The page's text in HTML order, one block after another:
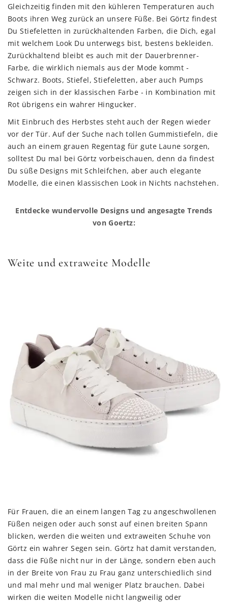
Gleichzeitig finden mit den kühleren Temperaturen auch
Boots ihren Weg zurück an unsere Füße. Bei Görtz findest
Du Stiefeletten in zurückhaltenden Farben, die Dich, egal
mit welchem Look Du unterwegs bist, bestens bekleiden.
Zurückhaltend bleibt es auch mit der Dauerbrenner-
Farbe, die wirklich niemals aus der Mode kommt -
Schwarz. Boots, Stiefel, Stiefeletten, aber auch Pumps
zeigen sich in der klassischen Farbe - in Kombination mit
Rot übrigens ein wahrer Hingucker.
Mit Einbruch des Herbstes steht auch der Regen wieder
vor der Tür. Auf der Suche nach tollen Gummistiefeln, die
auch an einem grauen Regentag für gute Laune sorgen,
solltest Du mal bei Görtz vorbeischauen, denn da findest
Du süße Designs mit Schleifchen, aber auch elegante
Modelle, die einen klassischen Look in Nichts nachstehen.
Entdecke wundervolle Designs und angesagte Trends
von Goertz:
Weite und extraweite Modelle
Für Frauen, die an einem langen Tag zu angeschwollenen
Füßen neigen oder auch sonst auf einen breiten Spann
blicken, werden die weiten und extraweiten Schuhe von
Görtz ein wahrer Segen sein. Görtz hat damit verstanden,
dass die Füße nicht nur in der Länge, sondern eben auch
in der Breite von Frau zu Frau ganz unterschiedlich sind
und mal mehr und mal weniger Platz brauchen. Dabei
wirken die weiten Modelle nicht langweilig oder